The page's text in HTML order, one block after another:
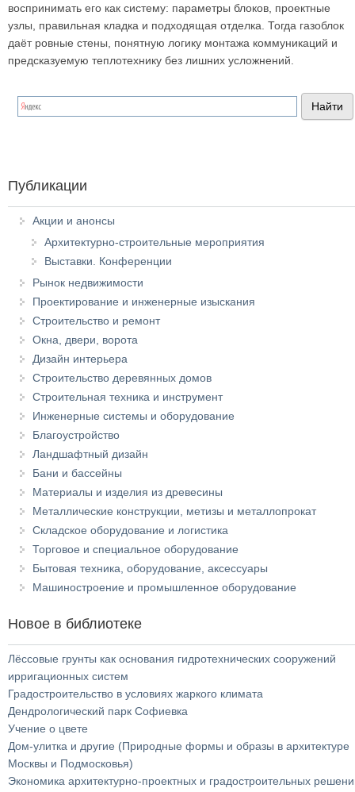
воспринимать его как систему: параметры блоков, проектные
узлы, правильная кладка и подходящая отделка. Тогда газоблок
даёт ровные стены, понятную логику монтажа коммуникаций и
предсказуемую теплотехнику без лишних усложнений.
Публикации
Акции и анонсы
Архитектурно-строительные мероприятия
Выставки. Конференции
Рынок недвижимости
Проектирование и инженерные изыскания
Строительство и ремонт
Окна, двери, ворота
Дизайн интерьера
Строительство деревянных домов
Строительная техника и инструмент
Инженерные системы и оборудование
Благоустройство
Ландшафтный дизайн
Бани и бассейны
Материалы и изделия из древесины
Металлические конструкции, метизы и металлопрокат
Складское оборудование и логистика
Торговое и специальное оборудование
Бытовая техника, оборудование, аксессуары
Машиностроение и промышленное оборудование
Новое в библиотеке
Лёссовые грунты как основания гидротехнических сооружений
ирригационных систем
Градостроительство в условиях жаркого климата
Дендрологический парк Софиевка
Учение о цвете
Дом-улитка и другие (Природные формы и образы в архитектуре
Москвы и Подмосковья)
Экономика архитектурно-проектных и градостроительных